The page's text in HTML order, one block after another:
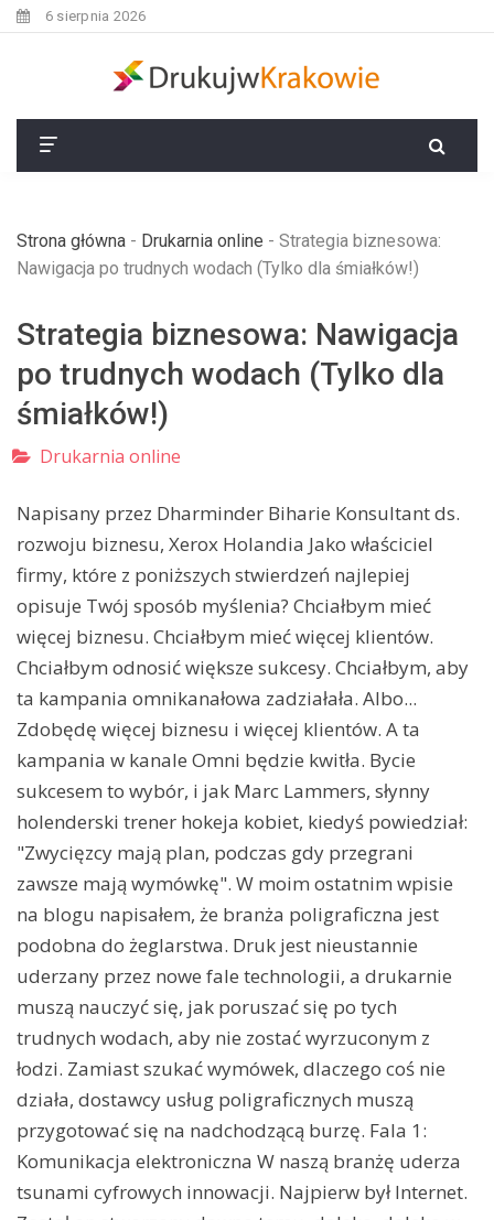
6 sierpnia 2026
Strona główna - Drukarnia online - Strategia biznesowa:
Nawigacja po trudnych wodach (Tylko dla śmiałków!)
Strategia biznesowa: Nawigacja
po trudnych wodach (Tylko dla
śmiałków!)
Drukarnia online
Napisany przez Dharminder Biharie Konsultant ds.
rozwoju biznesu, Xerox Holandia Jako właściciel
firmy, które z poniższych stwierdzeń najlepiej
opisuje Twój sposób myślenia? Chciałbym mieć
więcej biznesu. Chciałbym mieć więcej klientów.
Chciałbym odnosić większe sukcesy. Chciałbym, aby
ta kampania omnikanałowa zadziałała. Albo...
Zdobędę więcej biznesu i więcej klientów. A ta
kampania w kanale Omni będzie kwitła. Bycie
sukcesem to wybór, i jak Marc Lammers, słynny
holenderski trener hokeja kobiet, kiedyś powiedział:
"Zwycięzcy mają plan, podczas gdy przegrani
zawsze mają wymówkę". W moim ostatnim wpisie
na blogu napisałem, że branża poligraficzna jest
podobna do żeglarstwa. Druk jest nieustannie
uderzany przez nowe fale technologii, a drukarnie
muszą nauczyć się, jak poruszać się po tych
trudnych wodach, aby nie zostać wyrzuconym z
łodzi. Zamiast szukać wymówek, dlaczego coś nie
działa, dostawcy usług poligraficznych muszą
przygotować się na nadchodzącą burzę. Fala 1:
Komunikacja elektroniczna W naszą branżę uderza
tsunami cyfrowych innowacji. Najpierw był Internet.